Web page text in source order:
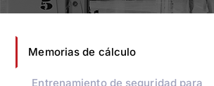
Memorias de cálculo
Entrenamiento de seguridad para